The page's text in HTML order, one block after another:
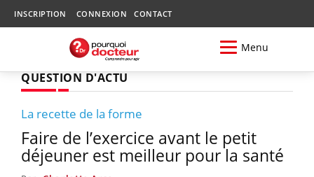
INSCRIPTION CONNEXION CONTACT
Menu
QUESTION D'ACTU
La recette de la forme
Faire de l’exercice avant le petit
déjeuner est meilleur pour la santé